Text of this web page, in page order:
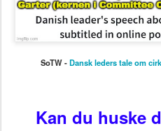
SoTW -Dansk leders tale om
Kan du huske